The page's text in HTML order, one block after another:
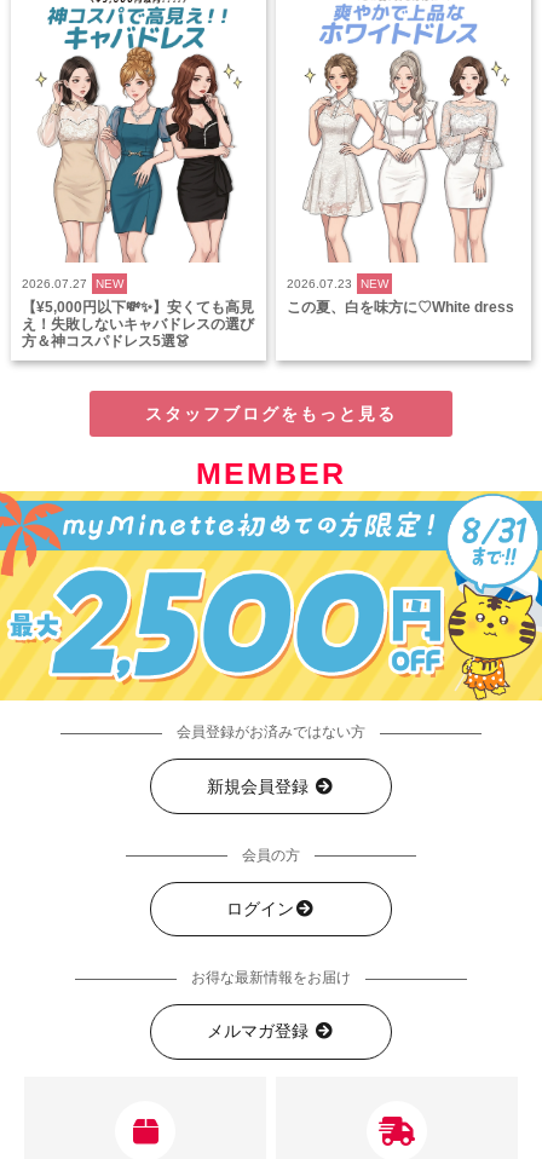
2026.07.27 NEW
【¥5,000円以下💸✨】安くても高見
え！失敗しないキャバドレスの選び
方＆神コスパドレス5選👗
2026.07.23 NEW
この夏、白を味方に♡White dress
スタッフブログをもっと見る
MEMBER
会員登録がお済みではない方
新規会員登録
会員の方
ログイン
お得な最新情報をお届け
メルマガ登録